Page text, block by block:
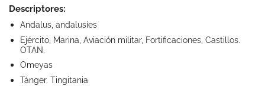
Descriptores:
Andalus, andalusíes
Ejército, Marina, Aviación militar, Fortificaciones, Castillos.
OTAN.
Omeyas
Tánger. Tingitania